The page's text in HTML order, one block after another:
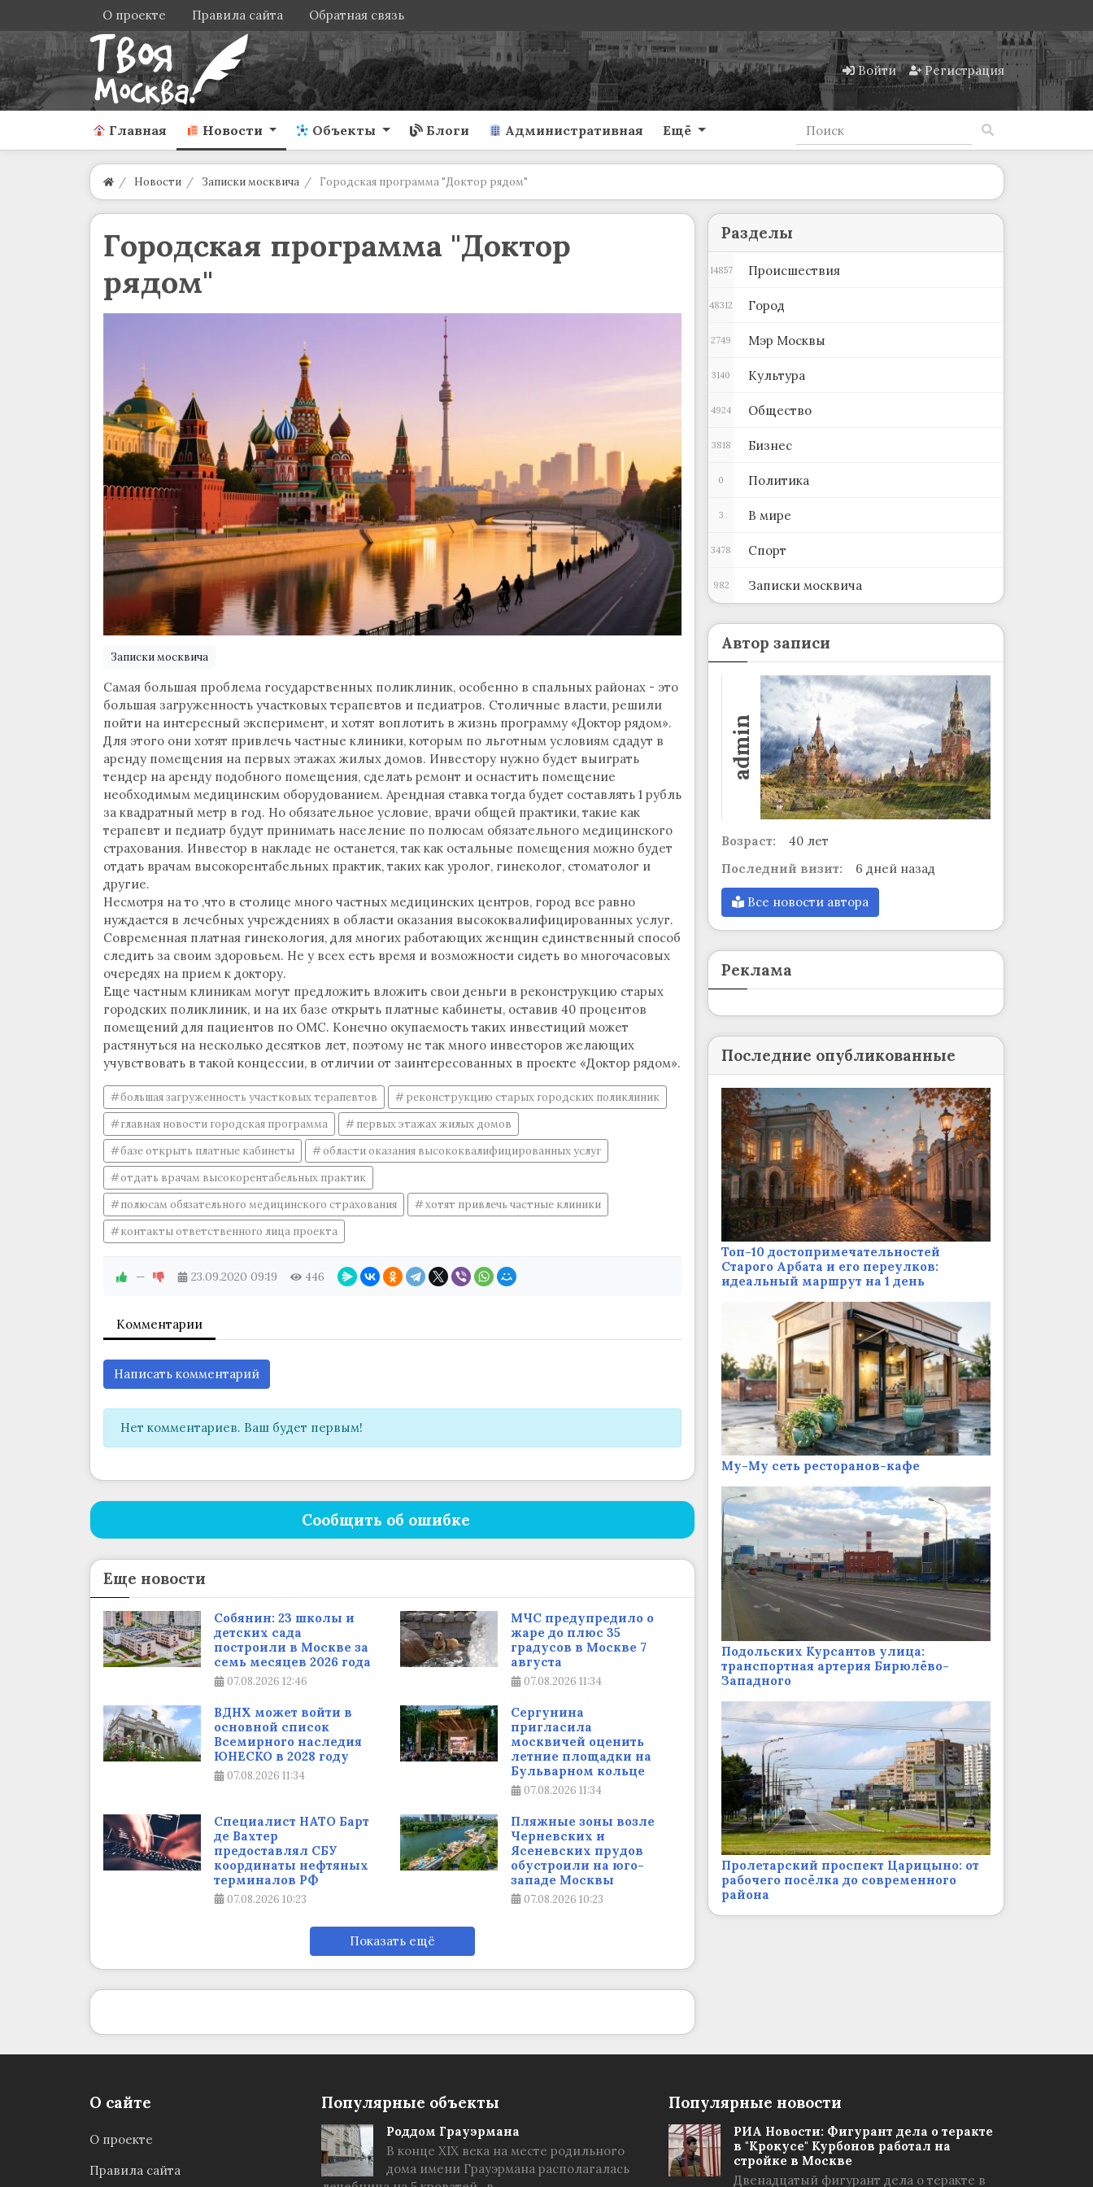
О проекте Правила сайта Обратная связь
Войти Регистрация
Главная Новости Объекты Блоги Административная Ещё
Новости Записки москвича Городская программа "Доктор рядом"
Городская программа "Доктор
рядом"
Записки москвича
Самая большая проблема государственных поликлиник, особенно в спальных районах - это
большая загруженность участковых терапевтов и педиатров. Столичные власти, решили
пойти на интересный эксперимент, и хотят воплотить в жизнь программу «Доктор рядом».
Для этого они хотят привлечь частные клиники, которым по льготным условиям сдадут в
аренду помещения на первых этажах жилых домов. Инвестору нужно будет выиграть
тендер на аренду подобного помещения, сделать ремонт и оснастить помещение
необходимым медицинским оборудованием. Арендная ставка тогда будет составлять 1 рубль
за квадратный метр в год. Но обязательное условие, врачи общей практики, такие как
терапевт и педиатр будут принимать население по полюсам обязательного медицинского
страхования. Инвестор в накладе не останется, так как остальные помещения можно будет
отдать врачам высокорентабельных практик, таких как уролог, гинеколог, стоматолог и
другие.
Несмотря на то ,что в столице много частных медицинских центров, город все равно
нуждается в лечебных учреждениях в области оказания высококвалифицированных услуг.
Современная платная гинекология, для многих работающих женщин единственный способ
следить за своим здоровьем. Не у всех есть время и возможности сидеть во многочасовых
очередях на прием к доктору.
Еще частным клиникам могут предложить вложить свои деньги в реконструкцию старых
городских поликлиник, и на их базе открыть платные кабинеты, оставив 40 процентов
помещений для пациентов по ОМС. Конечно окупаемость таких инвестиций может
растянуться на несколько десятков лет, поэтому не так много инвесторов желающих
учувствовать в такой концессии, в отличии от заинтересованных в проекте «Доктор рядом».
большая загруженность участковых терапевтов
реконструкцию старых городских поликлиник
главная новости городская программа
первых этажах жилых домов
базе открыть платные кабинеты
области оказания высококвалифицированных услуг
отдать врачам высокорентабельных практик
полюсам обязательного медицинского страхования
хотят привлечь частные клиники
контакты ответственного лица проекта
— 23.09.2020 09:19 446
Комментарии
Написать комментарий
Нет комментариев. Ваш будет первым!
Сообщить об ошибке
Еще новости
Собянин: 23 школы и
детских сада
построили в Москве за
семь месяцев 2026 года
07.08.2026 12:46
МЧС предупредило о
жаре до плюс 35
градусов в Москве 7
августа
07.08.2026 11:34
ВДНХ может войти в
основной список
Всемирного наследия
ЮНЕСКО в 2028 году
07.08.2026 11:34
Сергунина
пригласила
москвичей оценить
летние площадки на
Бульварном кольце
07.08.2026 11:34
Cпециалист НАТО Барт
де Вахтер
предоставлял СБУ
координаты нефтяных
терминалов РФ
07.08.2026 10:23
Пляжные зоны возле
Черневских и
Ясеневских прудов
обустроили на юго-
западе Москвы
07.08.2026 10:23
Показать ещё
Разделы
Происшествия
14857
Город
48312
Мэр Москвы
2749
Культура
3140
Общество
4924
Бизнес
3818
Политика
0
В мире
3
Спорт
3478
Записки москвича
982
Автор записи
admin
Возраст:
40 лет
Последний визит:
6 дней назад
Все новости автора
Реклама
Последние опубликованные
Топ-10 достопримечательностей
Старого Арбата и его переулков:
идеальный маршрут на 1 день
Му-Му сеть ресторанов-кафе
Подольских Курсантов улица:
транспортная артерия Бирюлёво-
Западного
Пролетарский проспект Царицыно: от
рабочего посёлка до современного
района
О сайте
О проекте
Правила сайта
Популярные объекты
Роддом Грауэрмана
В конце XIX века на месте родильного
дома имени Грауэрмана располагалась
Популярные новости
РИА Новости: Фигурант дела о теракте
в "Крокусе" Курбонов работал на
стройке в Москве
Двенадцатый фигурант дела о теракте в